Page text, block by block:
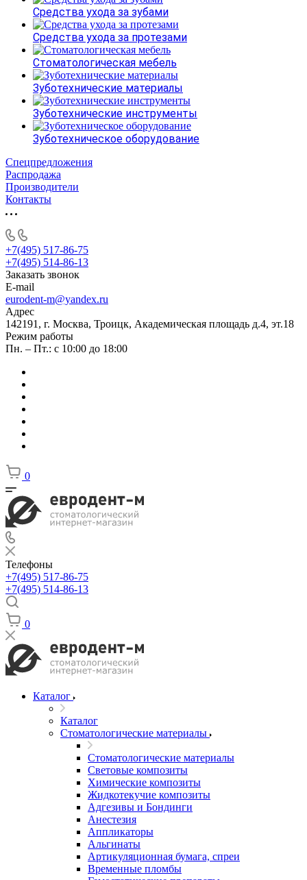
Средства ухода за зубами
Средства ухода за протезами
Стоматологическая мебель
Зуботехнические материалы
Зуботехнические инструменты
Зуботехническое оборудование
Спецпредложения
Распродажа
Производители
Контакты
+7(495) 517-86-75
+7(495) 514-86-13
Заказать звонок
E-mail
eurodent-m@yandex.ru
Адрес
142191, г. Москва, Троицк, Академическая площадь д.4, эт.18
Режим работы
Пн. – Пт.: с 10:00 до 18:00
0
Телефоны
+7(495) 517-86-75
+7(495) 514-86-13
0
Каталог
Каталог
Стоматологические материалы
Стоматологические материалы
Световые композиты
Химические композиты
Жидкотекучие композиты
Адгезивы и Бондинги
Анестезия
Аппликаторы
Альгинаты
Артикуляционная бумага, спреи
Временные пломбы